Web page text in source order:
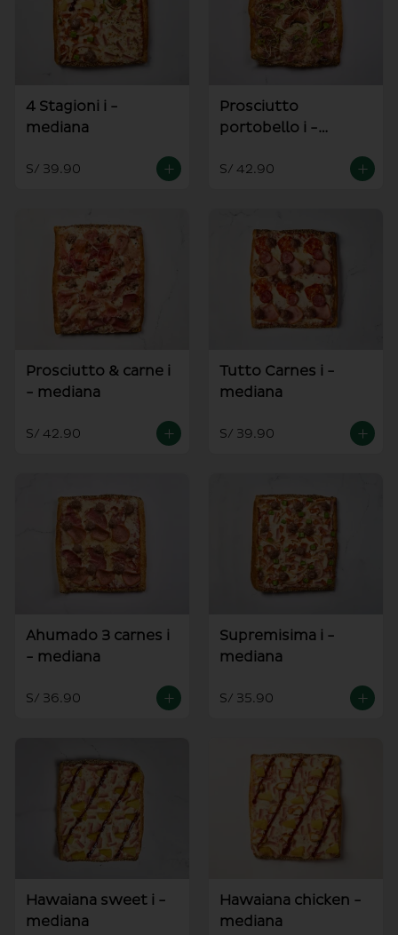
4 Stagioni i -
mediana
S/ 39.90
Prosciutto
portobello i -
S/ 42.90
Prosciutto & carne i
- mediana
S/ 42.90
Tutto Carnes i -
mediana
S/ 39.90
Ahumado 3 carnes i
- mediana
S/ 36.90
Supremisima i -
mediana
S/ 35.90
Hawaiana sweet i -
mediana
Hawaiana chicken -
mediana